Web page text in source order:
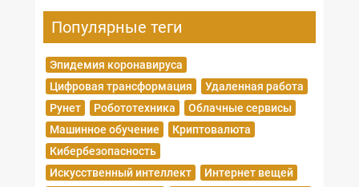
Популярные теги
Эпидемия коронавируса
Цифровая трансформация
Удаленная работа
Рунет
Робототехника
Облачные сервисы
Машинное обучение
Криптовалюта
Кибербезопасность
Искусственный интеллект
Интернет вещей